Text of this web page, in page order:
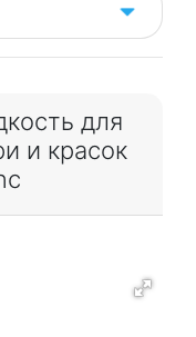
для
и красок